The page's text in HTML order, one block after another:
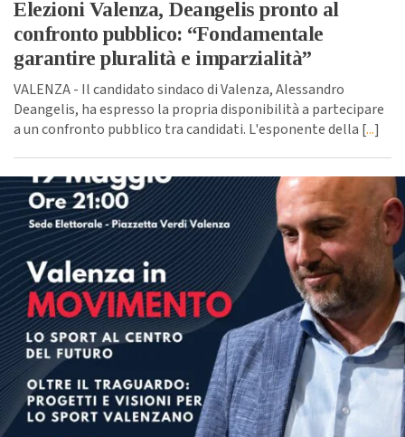
Elezioni Valenza, Deangelis pronto al
confronto pubblico: “Fondamentale
garantire pluralità e imparzialità”
VALENZA - Il candidato sindaco di Valenza, Alessandro
Deangelis, ha espresso la propria disponibilità a partecipare
a un confronto pubblico tra candidati. L'esponente della [...]